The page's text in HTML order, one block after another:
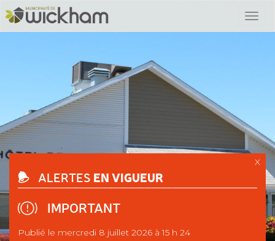
X
ALERTES EN VIGUEUR
IMPORTANT
Publié le mercredi 8 juillet 2026 à 15 h 24